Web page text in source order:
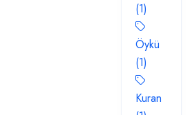
(1)
Öykü
(1)
Kuran